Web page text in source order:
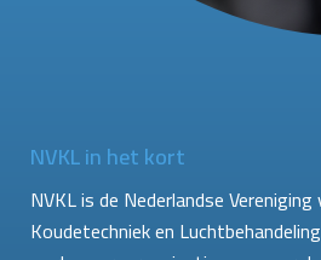
NVKL in het kort
NVKL is de Nederlandse
Koudetechniek en